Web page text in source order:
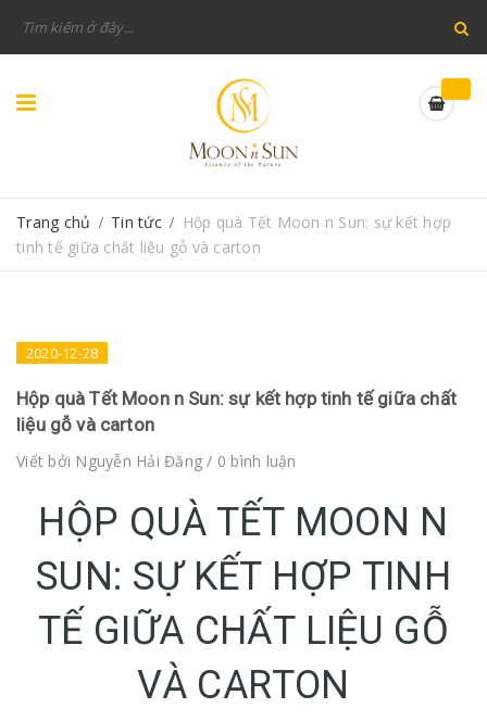
Trang chủ / Tin tức /
Hộp quà Tết Moon n Sun: sự kết hợp
tinh tế giữa chất liệu gỗ và carton
2020-12-28
Hộp quà Tết Moon n Sun: sự kết hợp tinh tế giữa chất
liệu gỗ và carton
Viết bởi Nguyễn Hải Đăng / 0 bình luận
HỘP QUÀ TẾT MOON N
SUN: SỰ KẾT HỢP TINH
TẾ GIỮA CHẤT LIỆU GỖ
VÀ CARTON